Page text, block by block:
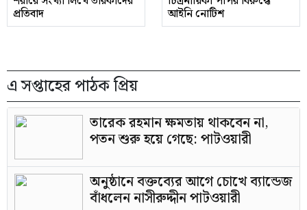
প্রতিবাদ আইনি নোটিশ
এ সপ্তাহের পাঠক প্রিয়
তারেক রহমান ক্ষমতায় থাকবেন না,
পতন শুরু হয়ে গেছে: পাটওয়ারী
অনুষ্ঠানে বক্তব্যের আগে চোখে ব্যান্ডেজ
বাঁধলেন নাসীরুদ্দীন পাটওয়ারী